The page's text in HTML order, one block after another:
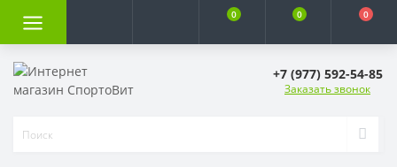
0 0 0
+7 (977) 592-54-85
Заказать звонок